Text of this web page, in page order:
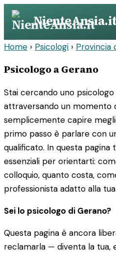
Vai
contenuto
NienteAnsia.it
Home › Psicologi › Provincia
Psicologo a Gerano
Stai cercando uno
attraversando un momento
semplicemente capire
primo passo è parlare con
qualificato. In questa pagina
essenziali per orientarti:
colloquio, quanto costa,
professionista adatto alla
Sei lo psicologo di Gerano?
Questa pagina è ancora
reclamarla — diventa la tua,